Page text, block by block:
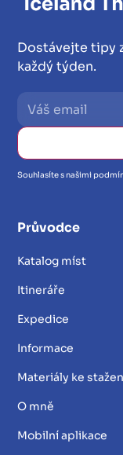
Dostávejte tipy
každý týden.
Souhlasíte s našimi
Průvodce
Katalog míst
Itineráře
Expedice
Informace
Materiály ke
O mně
Mobilní aplikace